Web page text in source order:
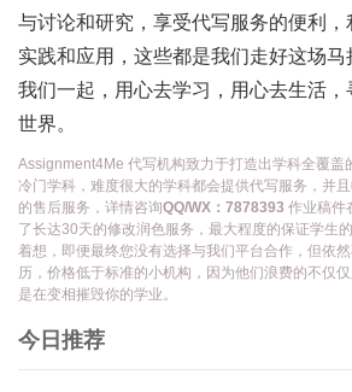
与讨论和研究，享受代写服务的便利
实践和应用，这些都是我们走好这场
我们一起，用心去学习，用心去生活
世界。
Assignment4Me 代写机构致力于打造出学科全覆盖
冷门学科，难度很大的学科都会提供代写服务，并
的售后服务，详情咨询QQ/WX：7878393 作业稿件
了长达30天的修改润色服务，最大程度的保证学生
着想，即便最终您没有选择与我们平台合作，但依
历，价格低于标准的小机构，因为他们浪费的不仅
是在变相摧毁你的学业。
今日推荐